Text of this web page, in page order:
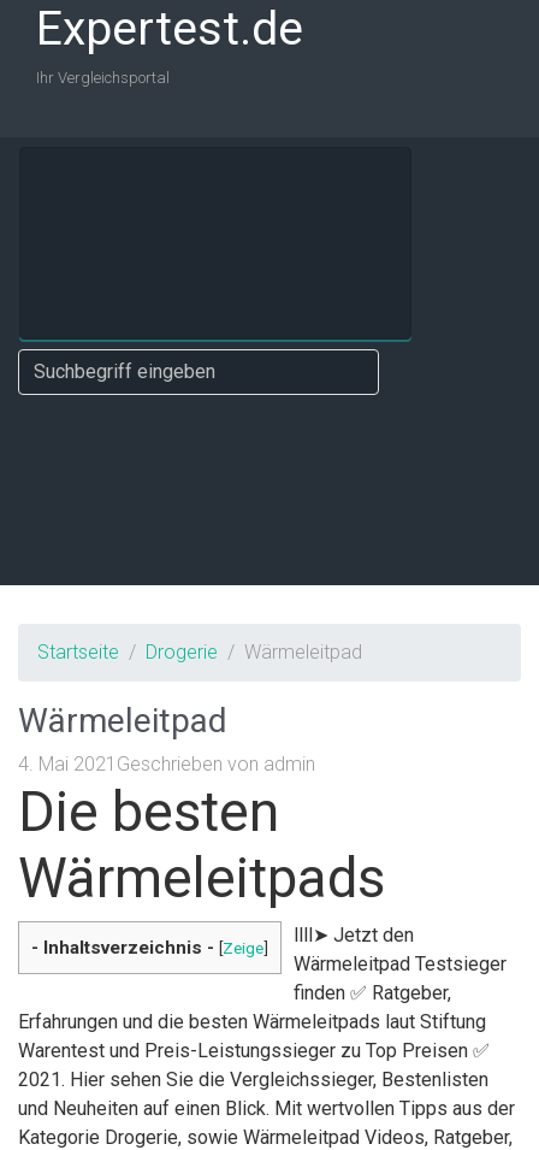
Expertest.de
Ihr Vergleichsportal
Startseite Drogerie Wärmeleitpad
Wärmeleitpad
4. Mai 2021 Geschrieben von admin
Die besten
Wärmeleitpads
- Inhaltsverzeichnis - [Zeige]
llll➤ Jetzt den
Wärmeleitpad Testsieger
finden ✅ Ratgeber,
Erfahrungen und die besten Wärmeleitpads laut Stiftung
Warentest und Preis-Leistungssieger zu Top Preisen ✅
2021. Hier sehen Sie die Vergleichssieger, Bestenlisten
und Neuheiten auf einen Blick. Mit wertvollen Tipps aus der
Kategorie Drogerie, sowie Wärmeleitpad Videos, Ratgeber,